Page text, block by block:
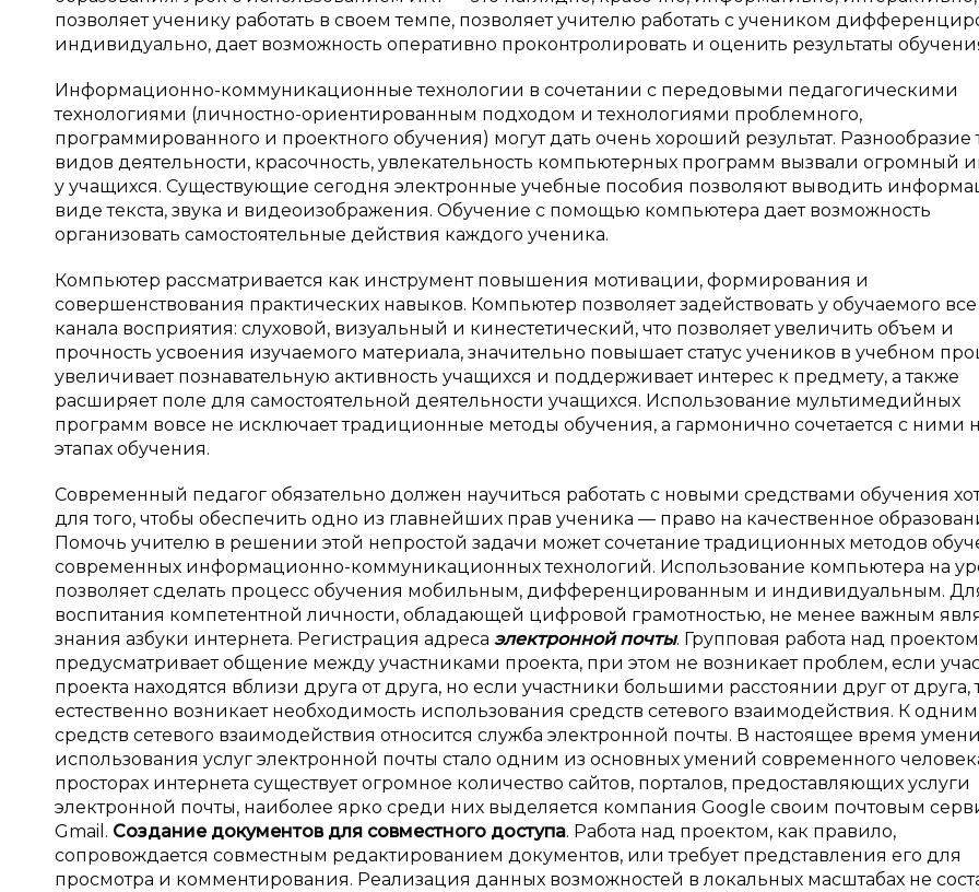
позволяет ученику работать в своем темпе, позволяет учителю работать с учеником
индивидуально, дает возможность оперативно проконтролировать и оценить результаты
Информационно-коммуникационные технологии в сочетании с передовыми педагогическими
технологиями (личностно-ориентированным подходом и технологиями проблемного,
программированного и проектного обучения) могут дать очень хороший результат. Разнообразие
видов деятельности, красочность, увлекательность компьютерных программ вызвали огромный
у учащихся. Существующие сегодня электронные учебные пособия позволяют выводить
виде текста, звука и видеоизображения. Обучение с помощью компьютера дает возможность
организовать самостоятельные действия каждого ученика.
Компьютер рассматривается как инструмент повышения мотивации, формирования и
совершенствования практических навыков. Компьютер позволяет задействовать у обучаемого все
канала восприятия: слуховой, визуальный и кинестетический, что позволяет увеличить объем и
прочность усвоения изучаемого материала, значительно повышает статус учеников в учебном
увеличивает познавательную активность учащихся и поддерживает интерес к предмету, а также
расширяет поле для самостоятельной деятельности учащихся. Использование мультимедийных
программ вовсе не исключает традиционные методы обучения, а гармонично сочетается с ними
этапах обучения.
Современный педагог обязательно должен научиться работать с новыми средствами обучения
для того, чтобы обеспечить одно из главнейших прав ученика — право на качественное
Помочь учителю в решении этой непростой задачи может сочетание традиционных методов
современных информационно-коммуникационных технологий. Использование компьютера на
позволяет сделать процесс обучения мобильным, дифференцированным и индивидуальным.
воспитания компетентной личности, обладающей цифровой грамотностью, не менее важным
знания азбуки интернета. Регистрация адреса электронной почты. Групповая работа над проектом
предусматривает общение между участниками проекта, при этом не возникает проблем, если
проекта находятся вблизи друга от друга, но если участники большими расстоянии друг от друга,
естественно возникает необходимость использования средств сетевого взаимодействия. К
средств сетевого взаимодействия относится служба электронной почты. В настоящее время
использования услуг электронной почты стало одним из основных умений современного
просторах интернета существует огромное количество сайтов, порталов, предоставляющих услуги
электронной почты, наиболее ярко среди них выделяется компания Google своим почтовым
Gmail. Создание документов для совместного доступа. Работа над проектом, как правило,
сопровождается совместным редактированием документов, или требует представления его для
просмотра и комментирования. Реализация данных возможностей в локальных масштабах не